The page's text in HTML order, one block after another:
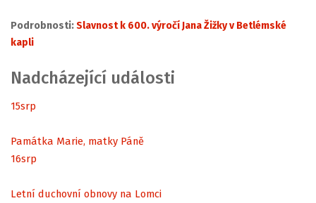
Podrobnosti:Slavnost k 600. výročí Jana Žižky v Betlémské
kapli
Nadcházející události
15srp
Památka Marie, matky Páně
16srp
Letní duchovní obnovy na Lomci